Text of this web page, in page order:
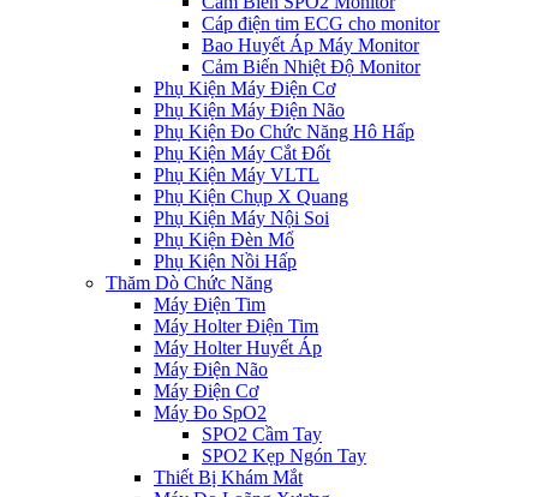
Cáp điện tim ECG cho monitor
Bao Huyết Áp Máy Monitor
Cảm Biến Nhiệt Độ Monitor
Phụ Kiện Máy Điện Cơ
Phụ Kiện Máy Điện Não
Phụ Kiện Đo Chức Năng Hô Hấp
Phụ Kiện Máy Cắt Đốt
Phụ Kiện Máy VLTL
Phụ Kiện Chụp X Quang
Phụ Kiện Máy Nội Soi
Phụ Kiện Đèn Mổ
Phụ Kiện Nồi Hấp
Thăm Dò Chức Năng
Máy Điện Tim
Máy Holter Điện Tim
Máy Holter Huyết Áp
Máy Điện Não
Máy Điện Cơ
Máy Đo SpO2
SPO2 Cầm Tay
SPO2 Kẹp Ngón Tay
Thiết Bị Khám Mắt